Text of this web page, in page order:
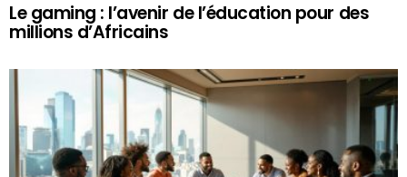
Le gaming : l’avenir de l’éducation pour des
millions d’Africains